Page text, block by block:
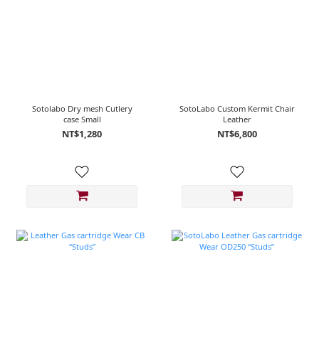
Sotolabo Dry mesh Cutlery
case Small
NT$1,280
SotoLabo Custom Kermit Chair
Leather
NT$6,800